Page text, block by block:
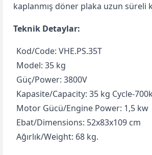
kaplanmış döner plaka uzun süreli
Teknik Detaylar:
Kod/Code: VHE.PS.35T
Model: 35 kg
Güç/Power: 3800V
Kapasite/Capacity: 35 kg Cycle-
Motor Gücü/Engine Power: 1,5 kw
Ebat/Dimensions: 52x83x109 cm
Ağırlık/Weight: 68 kg.